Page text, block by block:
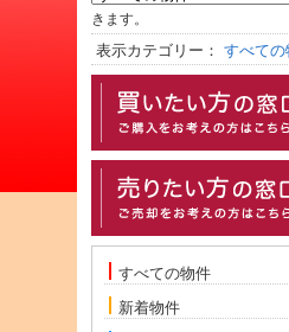
きます。
表示カテゴリー： すべての
すべての物件
新着物件